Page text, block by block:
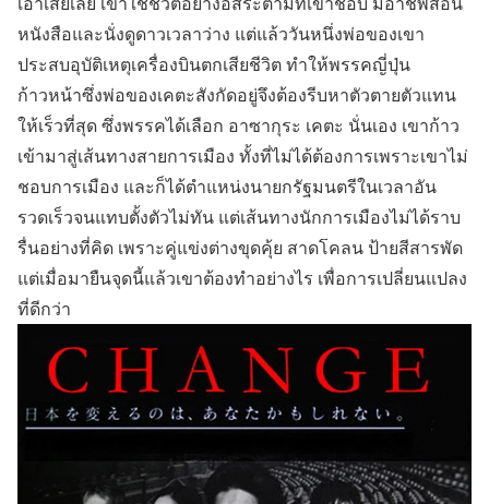
หนังสือและนั่งดูดาวเวลาว่าง แต่แล้ววันหนึ่งพ่อของเขา
ประสบอุบัติเหตุเครื่องบินตกเสียชีวิต ทำให้พรรคญี่ปุ่น
ก้าวหน้าซึ่งพ่อของเคตะสังกัดอยู่จึงต้องรีบหาตัวตายตัวแทน
ให้เร็วที่สุด ซึ่งพรรคได้เลือก อาซากุระ เคตะ นั่นเอง เขาก้าว
เข้ามาสู่เส้นทางสายการเมือง ทั้งที่ไม่ได้ต้องการเพราะเขาไม่
ชอบการเมือง และก็ได้ตำแหน่งนายกรัฐมนตรีในเวลาอัน
รวดเร็วจนแทบตั้งตัวไม่ทัน แต่เส้นทางนักการเมืองไม่ได้ราบ
รื่นอย่างที่คิด เพราะคู่แข่งต่างขุดคุ้ย สาดโคลน ป้ายสีสารพัด
แต่เมื่อมายืนจุดนี้แล้วเขาต้องทำอย่างไร เพื่อการเปลี่ยนแปลง
ที่ดีกว่า